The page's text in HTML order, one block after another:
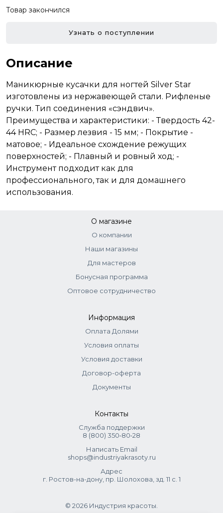
Товар закончился
Узнать о поступлении
Описание
Маникюрные кусачки для ногтей Silver Star
изготовлены из нержавеющей стали. Рифленые
ручки. Тип соединения «сэндвич».
Преимущества и характеристики: - Твердость 42-
44 HRC; - Размер лезвия - 15 мм; - Покрытие -
матовое; - Идеальное схождение режущих
поверхностей; - Плавный и ровный ход; -
Инструмент подходит как для
профессионального, так и для домашнего
использования.
О магазине
О компании
Наши магазины
Для мастеров
Бонусная программа
Оптовое сотрудничество
Информация
Оплата Долями
Условия оплаты
Условия доставки
Договор-оферта
Документы
Контакты
Служба поддержки
8 (800) 350‑80‑28
Написать Email
shops@industriyakrasoty.ru
Адрес
г. Ростов-на-дону, пр. Шолохова, зд. 11 с. 1
© 2026 Индустрия красоты.